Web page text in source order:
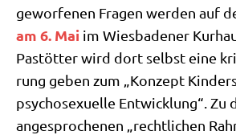
ge­wor­fe­nen Fra­gen wer­den auf
am 6. Mai im Wies­ba­de­ner
Pastöt­ter wird dort selbst eine
rung geben zum „Kon­zept
psy­cho­sexu­el­le Ent­wick­lung“. Zu
ange­spro­che­nen „recht­li­chen